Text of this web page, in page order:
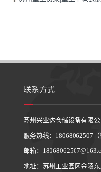
联系方式
苏州兴业达仓储设备有限
服务热线：18068062507
邮箱：
地址：苏州工业园区金陵